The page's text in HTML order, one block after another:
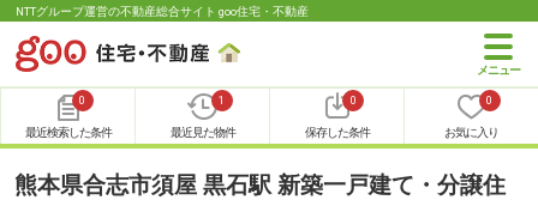
NTTグループ運営の不動産総合サイト goo住宅・不動産
0
最近検索した条件
1
最近見た物件
0
保存した条件
0
お気に入り
熊本県合志市須屋 黒石駅 新築一戸建て・分譲住